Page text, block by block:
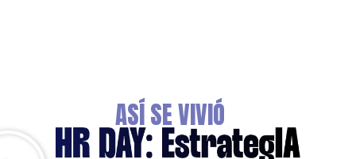
ASÍ SE VIVIÓ